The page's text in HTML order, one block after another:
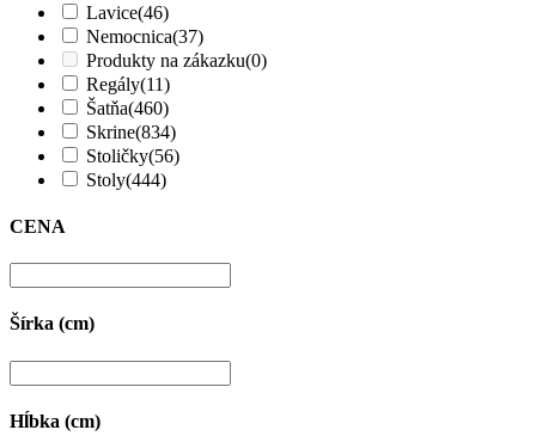
Lavice(46)
Nemocnica(37)
Produkty na zákazku(0)
Regály(11)
Šatňa(460)
Skrine(834)
Stoličky(56)
Stoly(444)
CENA
Šírka (cm)
Hĺbka (cm)